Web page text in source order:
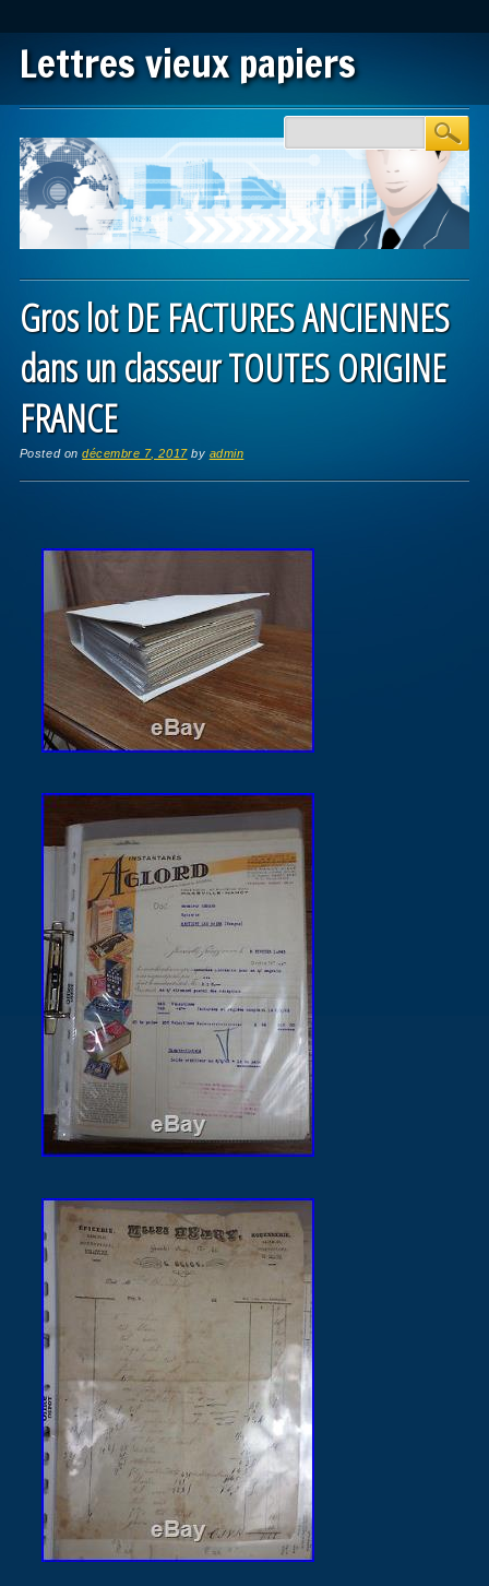
Lettres vieux papiers
Main menu
Gros lot DE FACTURES ANCIENNES
dans un classeur TOUTES ORIGINE
FRANCE
Posted ondécembre 7, 2017 by admin